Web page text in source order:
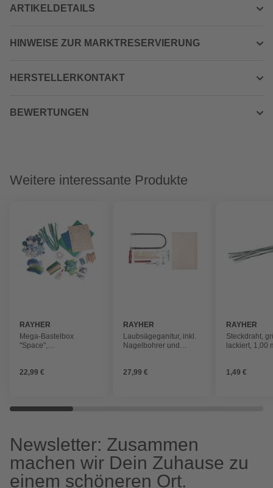
ARTIKELDETAILS
HINWEISE ZUR MARKTRESERVIERUNG
HERSTELLERKONTAKT
BEWERTUNGEN
Weitere interessante Produkte
RAYHER
Mega-Bastelbox
"Space",
Töne
22,99 €
RAYHER
Laubsägeganitur, inkl.
Nagelbohrer und
27,99 €
RAYHER
Steckdraht,
lackiert, 1,00
1,49 €
Newsletter: Zusammen
machen wir Dein Zuhause zu
einem schöneren Ort.